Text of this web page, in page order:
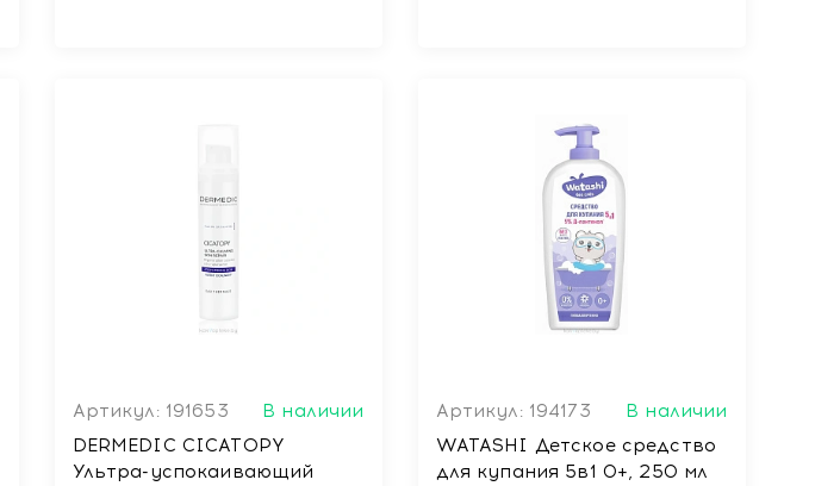
Артикул: 191653
В наличии
DERMEDIC CICATOPY
Ультра-успокаивающий
Артикул: 194173
В наличии
WATASHI Детское средство
для купания 5в1 0+, 250 мл